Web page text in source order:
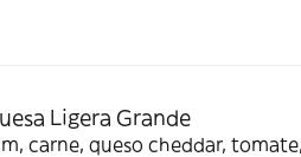
Ligera Grande
carne, queso cheddar,